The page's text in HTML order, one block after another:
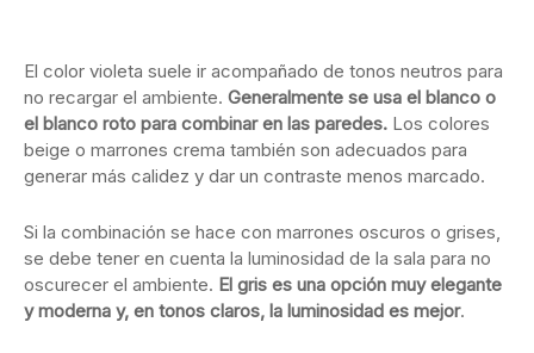
El color violeta suele ir acompañado de tonos neutros para
no recargar el ambiente. Generalmente se usa el blanco o
el blanco roto para combinar en las paredes. Los colores
beige o marrones crema también son adecuados para
generar más calidez y dar un contraste menos marcado.
Si la combinación se hace con marrones oscuros o grises,
se debe tener en cuenta la luminosidad de la sala para no
oscurecer el ambiente. El gris es una opción muy elegante
y moderna y, en tonos claros, la luminosidad es mejor.